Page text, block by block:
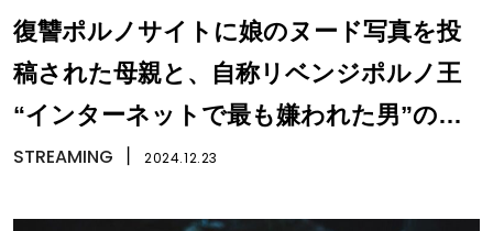
復讐ポルノサイトに娘のヌード写真を投
稿された母親と、自称リベンジポルノ王
“インターネットで最も嫌われた男”の壮
絶な闘い
STREAMING 2024.12.23